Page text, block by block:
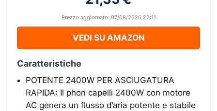
Prezzo aggiornato: 07/08/2026 22:11
VEDI SU AMAZON
Caratteristiche
POTENTE 2400W PER ASCIUGATURA
RAPIDA: Il phon capelli 2400W con motore
AC genera un flusso d’aria potente e stabile